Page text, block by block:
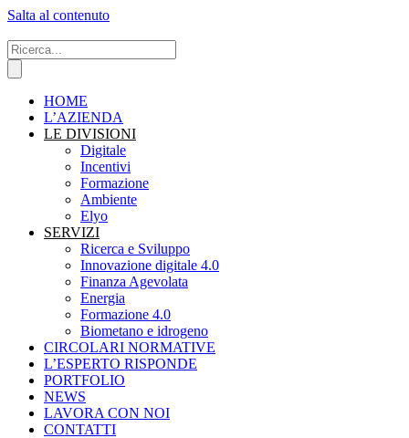
Salta al contenuto
HOME
L’AZIENDA
LE DIVISIONI
Digitale
Incentivi
Formazione
Ambiente
Elyo
SERVIZI
Ricerca e Sviluppo
Innovazione digitale 4.0
Finanza Agevolata
Energia
Formazione 4.0
Biometano e idrogeno
CIRCOLARI NORMATIVE
L’ESPERTO RISPONDE
PORTFOLIO
NEWS
LAVORA CON NOI
CONTATTI